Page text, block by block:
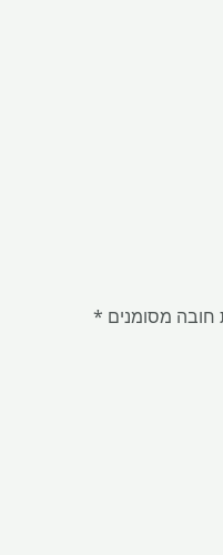
חובה מסומנים *